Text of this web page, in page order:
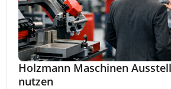
Holzmann Maschinen
nutzen